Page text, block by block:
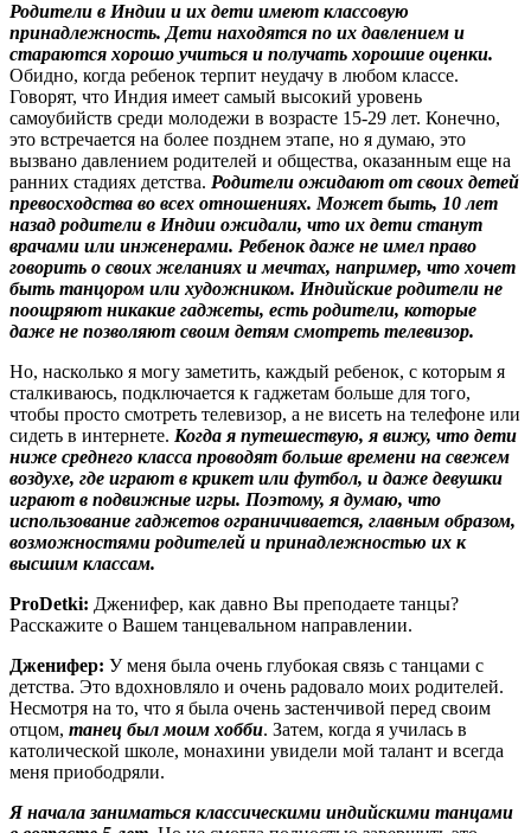
Родители в Индии и их дети имеют классовую
принадлежность. Дети находятся по их давлением и
стараются хорошо учиться и получать хорошие оценки.
Обидно, когда ребенок терпит неудачу в любом классе.
Говорят, что Индия имеет самый высокий уровень
самоубийств среди молодежи в возрасте 15-29 лет. Конечно,
это встречается на более позднем этапе, но я думаю, это
вызвано давлением родителей и общества, оказанным еще на
ранних стадиях детства. Родители ожидают от своих детей
превосходства во всех отношениях. Может быть, 10 лет
назад родители в Индии ожидали, что их дети станут
врачами или инженерами. Ребенок даже не имел право
говорить о своих желаниях и мечтах, например, что хочет
быть танцором или художником. Индийские родители не
поощряют никакие гаджеты, есть родители, которые
даже не позволяют своим детям смотреть телевизор.
Но, насколько я могу заметить, каждый ребенок, с которым я
сталкиваюсь, подключается к гаджетам больше для того,
чтобы просто смотреть телевизор, а не висеть на телефоне или
сидеть в интернете. Когда я путешествую, я вижу, что дети
ниже среднего класса проводят больше времени на свежем
воздухе, где играют в крикет или футбол, и даже девушки
играют в подвижные игры. Поэтому, я думаю, что
использование гаджетов ограничивается, главным образом,
возможностями родителей и принадлежностью их к
высшим классам.
ProDetki: Дженифер, как давно Вы преподаете танцы?
Расскажите о Вашем танцевальном направлении.
Дженифер: У меня была очень глубокая связь с танцами с
детства. Это вдохновляло и очень радовало моих родителей.
Несмотря на то, что я была очень застенчивой перед своим
отцом, танец был моим хобби. Затем, когда я училась в
католической школе, монахини увидели мой талант и всегда
меня приободряли.
Я начала заниматься классическими индийскими танцами